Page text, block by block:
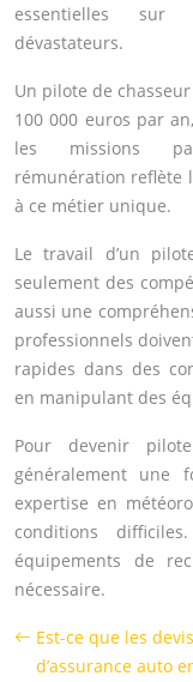
essentielles sur
dévastateurs.
Un pilote de
100 000 euros par
les missions
rémunération reflète
à ce métier unique.
Le travail d’un
seulement des
aussi une
professionnels
rapides dans des
en manipulant des
Pour devenir
généralement une
expertise en
conditions
équipements de
nécessaire.
Est-ce que les devis
d’assurance auto